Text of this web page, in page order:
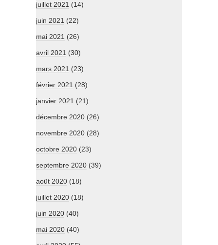
juillet 2021 (14)
juin 2021 (22)
mai 2021 (26)
avril 2021 (30)
mars 2021 (23)
février 2021 (28)
janvier 2021 (21)
décembre 2020 (26)
novembre 2020 (28)
octobre 2020 (23)
septembre 2020 (39)
août 2020 (18)
juillet 2020 (18)
juin 2020 (40)
mai 2020 (40)